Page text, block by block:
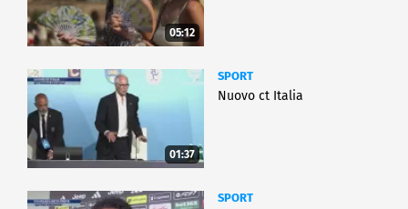
05:12
01:37
SPORT
Nuovo ct Italia
SPORT